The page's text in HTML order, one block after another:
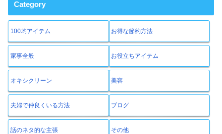
Category
100均アイテム お得な節約方法
家事全般 お役立ちアイテム
オキシクリーン 美容
夫婦で仲良くいる方法 ブログ
話のネタ的な主張 その他